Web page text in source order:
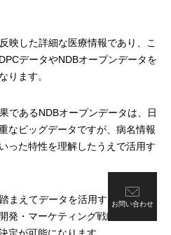
映した詳細な医療情報であり、こ
データやNDBオープンデータを
ります。
であるNDBオープンデータは、日
なビッグデータですが、病名情報
った特性を理解したうえで活用す
まえてデータを活用することで、
発・マーケティング戦略の検討に
お問い合わせ